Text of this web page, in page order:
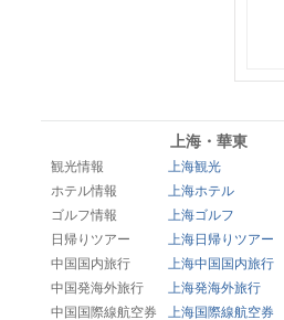
上海・華東
観光情報 上海観光
ホテル情報
上海ホテル
ゴルフ情報
上海ゴルフ
日帰りツアー
上海日帰りツアー
中国国内旅行
上海中国国内旅行
中国発海外旅行
上海発海外旅行
中国国際線航空券
上海国際線航空券